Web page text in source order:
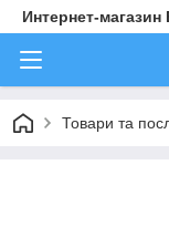
Интернет-магазин
Товари та